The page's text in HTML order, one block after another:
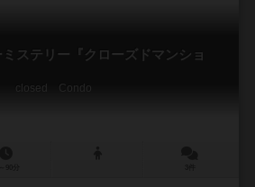
ステリー『クローズドマンショ
closed Condo